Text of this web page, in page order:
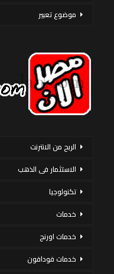
موضوع تعبير
الربح من الانترنت
الاستثمار فى الذهب
تكنولوجيا
خدمات
خدمات اورنج
خدمات فودافون